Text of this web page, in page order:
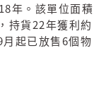
18年。該單位面積
持貨22年獲利約
月起已放售6個物